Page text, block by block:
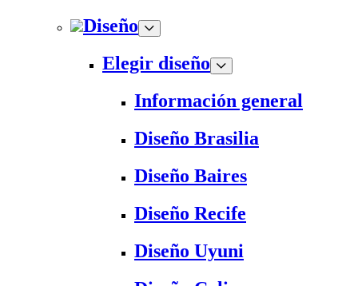
Diseño
Elegir diseño
Información general
Diseño Brasilia
Diseño Baires
Diseño Recife
Diseño Uyuni